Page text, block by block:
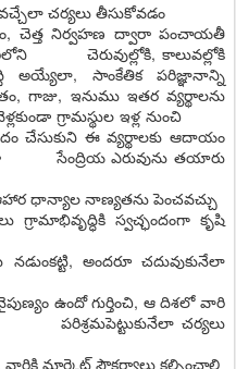
చర్యలు తీసుకోవడం
చెత్త నిర్వహణ ద్వారా పంచాయతీ
చెరువుల్లోకి, కాలువల్లోకి
అయ్యేలా, సాంకేతిక పరిజ్ఞానాన్ని
ఇనుము ఇతర వ్యర్థాలను
గ్రామస్థుల ఇళ్ల నుంచి
చేసుకుని ఈ వ్యర్థాలకు ఆదాయం
సేంద్రియ ఎరువును తయారు
ధాన్యాల నాణ్యతను పెంచవచ్చు
స్వచ్ఛందంగా కృషి
అందరూ చదువుకునేలా
ఉందో గుర్తించి, ఆ దిశలో వారి
పరిశ్రమపెట్టుకునేలా చర్యలు
వారికి మార్కెట్‌ సౌకర్యాలు కల్పించాలి